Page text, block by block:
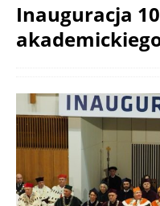
Inauguracja